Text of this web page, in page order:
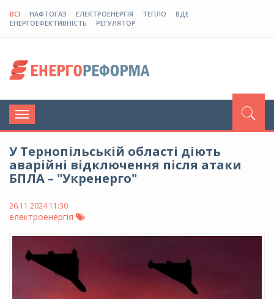
ВСІ НАФТОГАЗ ЕЛЕКТРОЕНЕРГІЯ ТЕПЛО
ВДЕ
ЕНЕРГОЕФЕКТИВНІСТЬ
РЕГУЛЯТОР
Toggle
navigation
У Тернопільській області діють
аварійні відключення після атаки
БПЛА – "Укренерго"
26.11.2024 11:30
електроенергія